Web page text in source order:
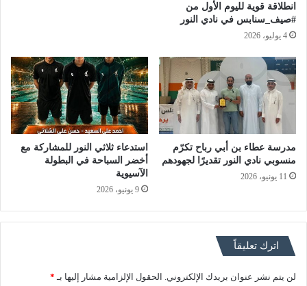
انطلاقة قوية لليوم الأول من
#صيف_سنابس في نادي النور
4 يوليو، 2026
مدرسة عطاء بن أبي رباح تكرّم
منسوبي نادي النور تقديرًا لجهودهم
11 يونيو، 2026
استدعاء ثلاثي النور للمشاركة مع
أخضر السباحة في البطولة
الآسيوية
9 يونيو، 2026
اترك تعليقاً
لن يتم نشر عنوان بريدك الإلكتروني. الحقول الإلزامية مشار إليها بـ *